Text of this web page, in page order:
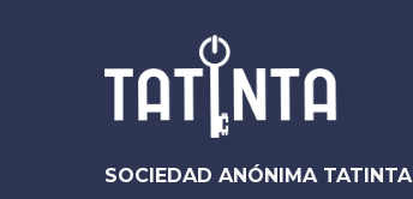
SOCIEDAD ANÓNIMA TATINTA